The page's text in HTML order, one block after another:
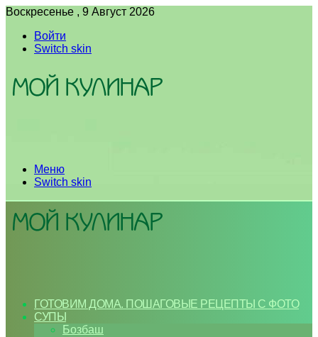
Воскресенье , 9 Август 2026
Войти
Switch skin
Меню
Switch skin
ГОТОВИМ ДОМА. ПОШАГОВЫЕ РЕЦЕПТЫ С ФОТО
СУПЫ
Бозбаш